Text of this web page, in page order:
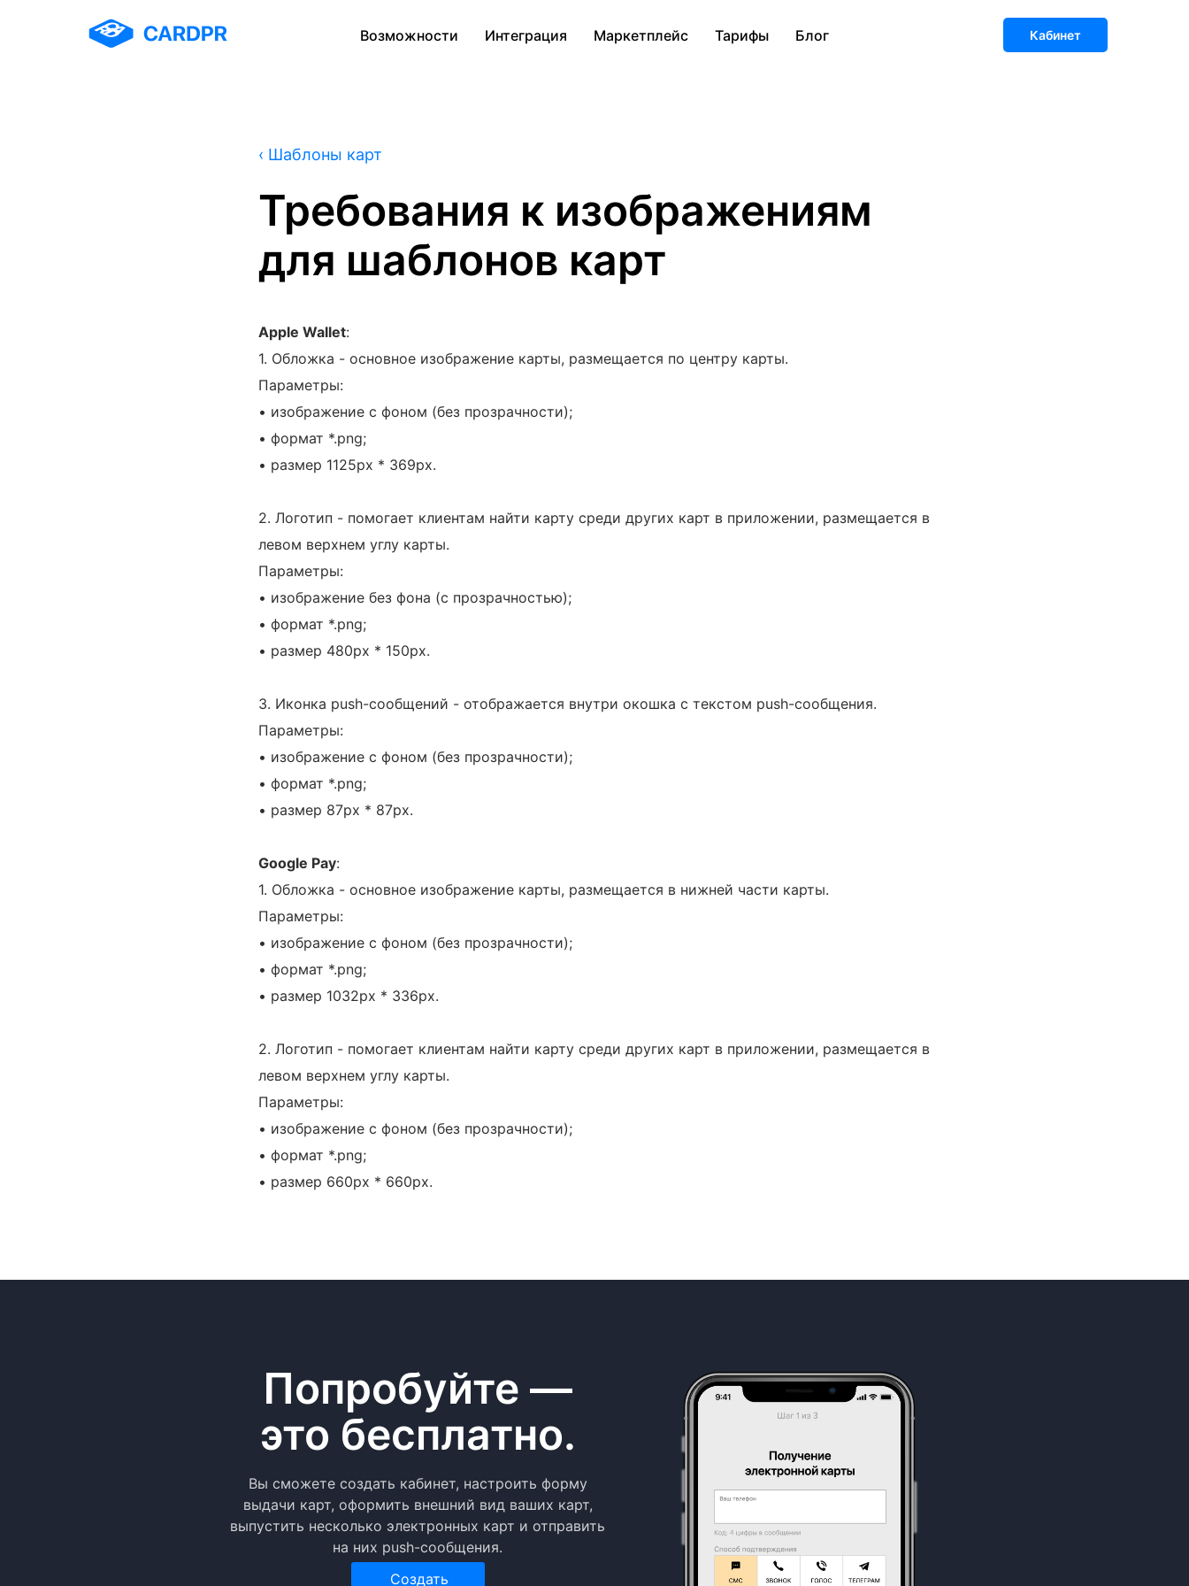
Возможности Интеграция Маркетплейс Тарифы Блог Кабинет
‹ Шаблоны карт
Требования к изображениям
для шаблонов карт
Apple Wallet:
1. Обложка - основное изображение карты, размещается по центру карты.
Параметры:
• изображение с фоном (без прозрачности);
• формат *.png;
• размер 1125px * 369px.
2. Логотип - помогает клиентам найти карту среди других карт в приложении, размещается в
левом верхнем углу карты.
Параметры:
• изображение без фона (с прозрачностью);
• формат *.png;
• размер 480px * 150px.
3. Иконка push-сообщений - отображается внутри окошка с текстом push-сообщения.
Параметры:
• изображение с фоном (без прозрачности);
• формат *.png;
• размер 87px * 87px.
Google Pay:
1. Обложка - основное изображение карты, размещается в нижней части карты.
Параметры:
• изображение с фоном (без прозрачности);
• формат *.png;
• размер 1032px * 336px.
2. Логотип - помогает клиентам найти карту среди других карт в приложении, размещается в
левом верхнем углу карты.
Параметры:
• изображение с фоном (без прозрачности);
• формат *.png;
• размер 660px * 660px.
Попробуйте —
это бесплатно.
Вы сможете создать кабинет, настроить форму
выдачи карт, оформить внешний вид ваших карт,
выпустить несколько электронных карт и отправить
на них push-сообщения.
Создать